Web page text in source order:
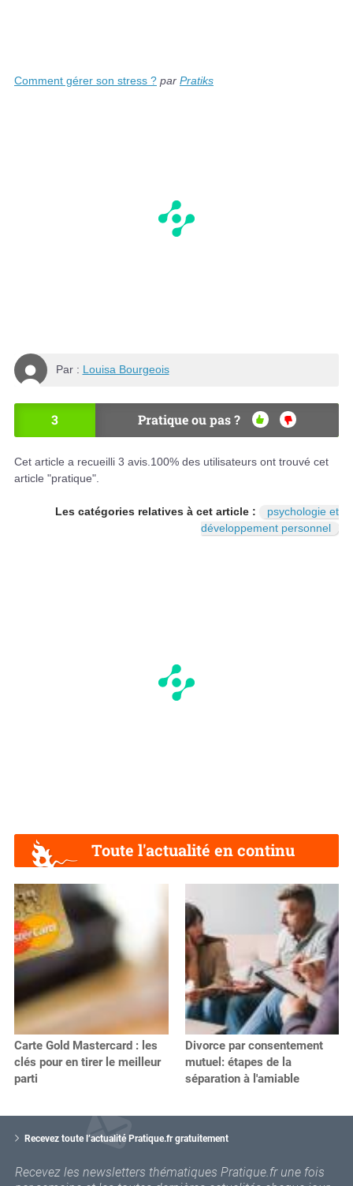
Comment gérer son stress ? par Pratiks
Par : Louisa Bourgeois
3 Pratique ou pas ?
OU
NO
N
Cet article a recueilli 3 avis. 100% des utilisateurs ont trouvé cet
article "pratique".
Les catégories relatives à cet article :
psychologie et
développement personnel
Toute l'actualité en continu
Carte Gold Mastercard : les
clés pour en tirer le meilleur
parti
Divorce par consentement
mutuel: étapes de la
séparation à l'amiable
Recevez toute l’actualité Pratique.fr gratuitement
Recevez les newsletters thématiques Pratique.fr une fois
o
r
e